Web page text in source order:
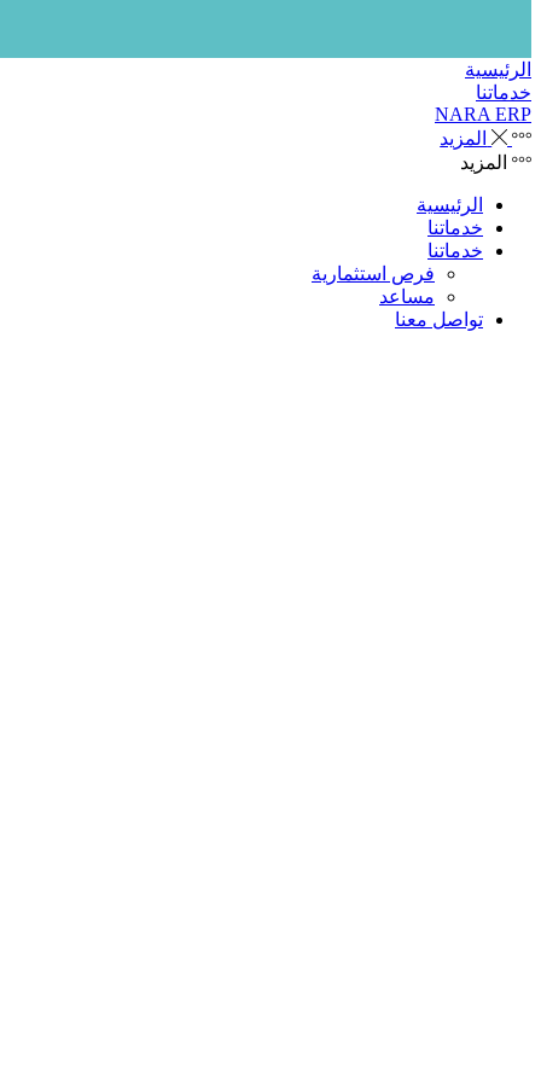
الرئيسية
خدماتنا
NARA ERP
المزيد
المزيد
الرئيسية
خدماتنا
خدماتنا
فرص استثمارية
مساعد
تواصل معنا